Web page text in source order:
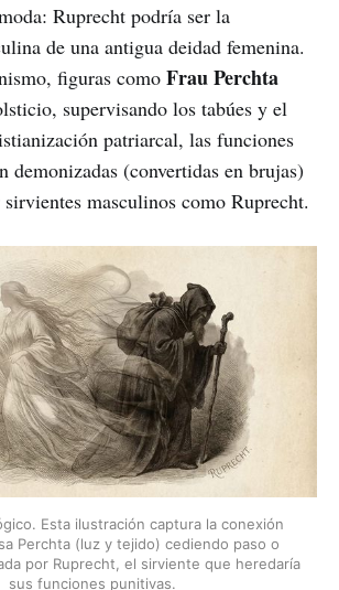
Ruprecht podría ser la
de una antigua deidad femenina.
figuras como Frau Perchta
supervisando los tabúes y el
patriarcal, las funciones
demonizadas (convertidas en brujas)
masculinos como Ruprecht.
Esta ilustración captura la conexión
Perchta (luz y tejido) cediendo paso o
por Ruprecht, el sirviente que heredaría
sus funciones punitivas.